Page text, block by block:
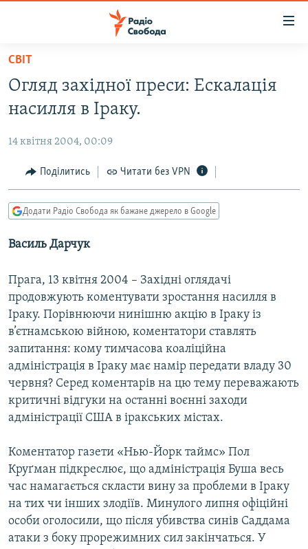
Перейти
основного
матеріалу
до
навігації
Перейти
до
ВСЕ ЗА ДОБУ
ПОЛІТИКА
ЕКОНОМІКА
КУЛЬТУРА
СПОРТ
СВІТ
ВІЙНА
РОСІЙСЬКА «ФІЛЬТРАЦІЯ»
КРИМ.РЕАЛІЇ
ТИ ЯК?
КИТАЙ.ВИКЛИКИ
МУЛЬТИМЕДІА
ФОТО
СПЕЦПРОЄКТИ
ПОДКАСТИ
РУС
УКР
КТАТ
ДОЛУЧАЙСЯ!
СВІТ
Огляд західної преси: Ескалація
насилля в Іраку.
14 квітня 2004, 00:09
Поділитись Читати без VPN
Додати Радіо Свобода як бажане джерело в Google
Василь Дарчук
Прага, 13 квітня 2004 – Західні оглядачі
продовжують коментувати зростання насилля в
Іраку. Порівнюючи нинішню акцію в Іраку із
в’єтнамською війною, коментатори ставлять
запитання: кому тимчасова коаліційна
адміністрація в Іраку має намір передати владу 30
червня? Серед коментарів на цю тему переважають
критичні відгуки на останні воєнні заходи
адміністрації США в іракських містах.
Коментатор газети «Нью-Йорк таймс» Пол
Круґман підкреслює, що адміністрація Буша весь
час намагається скласти вину за проблеми в Іраку
на тих чи інших злодіїв. Минулого липня офіційні
особи оголосили, що після убивства синів Саддама
атаки з боку прорежимних сил закінчаться. У